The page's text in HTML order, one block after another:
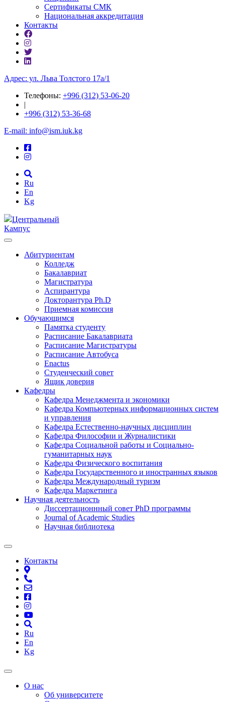
Сертификаты СМК
Национальная аккредитация
Контакты
Адрес: ул. ​Льва Толстого 17а/1
Телефоны: +996 (312) 53-06-20
|
+996 (312) 53-36-68
E-mail: info@ism.iuk.kg
Ru
En
Kg
Центральный
Кампус
Абитуриентам
Колледж
Бакалавриат
Магистратура
Аспирантура
Докторантура Ph.D
Приемная комиссия
Обучающимся
Памятка студенту
Расписание Бакалавриата
Расписание Магистратуры
Расписание Автобуса
Enactus
Студенческий совет
Ящик доверия
Кафедры
Кафедра Менеджмента и экономики
Кафедра Компьютерных информационных систем
и управления
Кафедра Естественно-научных дисциплин
Кафедра Философии и Журналистики
Кафедра Социальной работы и Социально-
гуманитарных наук
Кафедра Физического воспитания
Кафедра Государственного и иностранных языков
Кафедра Международный туризм
Кафедра Маркетинга
Научная деятельность
Диссертационнный совет PhD программы
Journal of Academic Studies
Научная библиотека
Контакты
Ru
En
Kg
О нас
Об университете